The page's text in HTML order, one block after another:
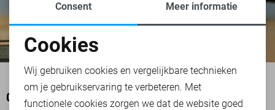
OOK HET BEKIJKEN WAARD
Noodzakelijke cookies
Personalisatie cookies
Consent Meer informatie
Cookies
Wij gebruiken cookies en vergelijkbare technieken
om je gebruikservaring te verbeteren. Met
functionele cookies zorgen we dat de website goed